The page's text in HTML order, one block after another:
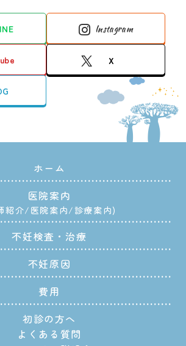
Instagram
X
ホーム
医院案内
紹介 医院案内 診療案内
不妊検査・治療
不妊原因
費用
初診の方へ
よくある質問